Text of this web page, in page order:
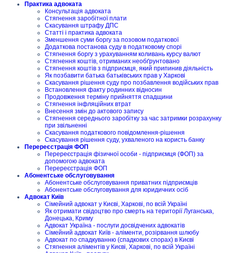
Практика адвоката
Консультація адвоката
Стягнення заробітної плати
Скасування штрафу ДПС
Статті і практика адвоката
Зменшення суми боргу за позовом податкової
Додаткова постанова суду в податковому спорі
Стягнення боргу з урахуванням коливань курсу валют
Стягнення коштів, отриманих необґрунтовано
Стягнення коштів з підприємця, який припинив діяльність
Як позбавити батька батьківських прав у Харкові
Скасування рішення суду про позбавлення водійських прав
Встановлення факту родинних відносин
Продовження терміну прийняття спадщини
Стягнення інфляційних втрат
Внесення змін до актового запису
Стягнення середнього заробітку за час затримки розрахунку
при звільненні
Скасування податкового повідомлення-рішення
Скасування рішення суду, ухваленого на користь банку
Перереєстрація ФОП
Перереєстрація фізичної особи - підприємця (ФОП) за
допомогою адвоката
Перереєстрація ФОП
Абонентське обслуговування
Абонентське обслуговування приватних підприємців
Абонентське обслуговування для юридичних осіб
Адвокат Київ
Сімейний адвокат у Києві, Харкові, по всій Україні
Як отримати свідоцтво про смерть на території Луганська,
Донецька, Криму
Адвокат Україна - послуги досвідчених адвокатів
Сімейний адвокат Київ - аліменти, розірвання шлюбу
Адвокат по спадкуванню (спадкових спорах) в Києві
Стягнення аліментів у Києві, Харкові, по всій Україні